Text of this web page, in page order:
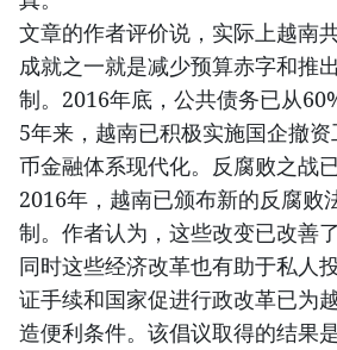
文章的作者评价说，实际上越南
成就之一就是减少预算赤字和推
制。2016年底，公共债务已从
5年来，越南已积极实施国企撤
币金融体系现代化。反腐败之战
2016年，越南已颁布新的反腐败
制。作者认为，这些改变已改善
同时这些经济改革也有助于私人
证手续和国家促进行政改革已为
造便利条件。该倡议取得的结果